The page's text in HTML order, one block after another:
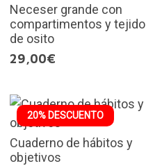
Neceser grande con
compartimentos y tejido
de osito
29,00€
20% DESCUENTO
Cuaderno de hábitos y
objetivos